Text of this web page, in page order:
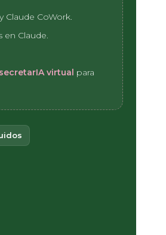
Claude CoWork.
en Claude.
secretarIA virtual para